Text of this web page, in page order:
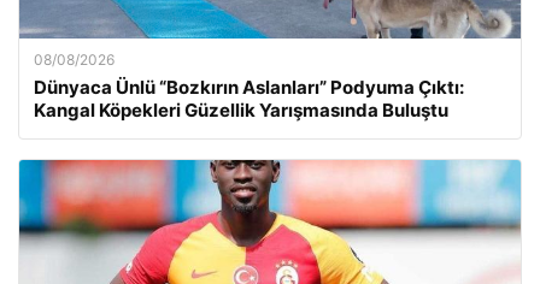
08/08/2026
Dünyaca Ünlü “Bozkırın Aslanları” Podyuma Çıktı:
Kangal Köpekleri Güzellik Yarışmasında Buluştu